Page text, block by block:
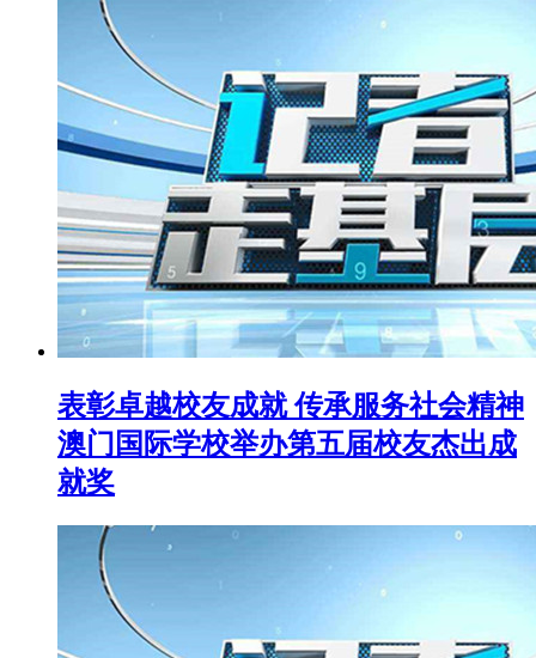
表彰卓越校友成就 传承服务社会精神
澳门国际学校举办第五届校友杰出成
就奖